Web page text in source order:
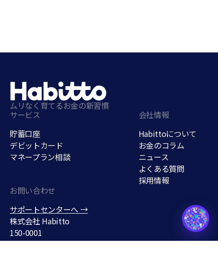
support@habitto.com
ムリなく育てるお金の新習慣
サービス
貯蓄口座
デビットカード
マネープラン相談
会社情報
Habittoについて
お金のコラム
ニュース
よくある質問
採用情報
お問い合わせ
サポートセンターへ →
株式会社 Habitto
150-0001
東京都渋谷区神宮前３丁目１
ご質問はありますか？ハイアがす